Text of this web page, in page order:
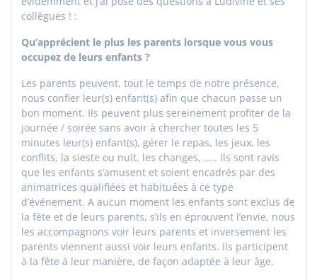
collègues ! :
Qu’apprécient le plus les parents lorsque vous vous
occupez de leurs enfants ?
Les parents peuvent, tout le temps de notre présence,
nous confier leur(s) enfant(s) afin que chacun passe un
bon moment. Ils peuvent plus sereinement profiter de la
journée / soirée sans avoir à chercher toutes les 5
minutes leur(s) enfant(s), gérer le repas, les jeux, les
conflits, la sieste ou nuit, les changes, ….. Ils sont ravis
que les enfants s’amusent et soient encadrés par des
animatrices qualifiées et habituées à ce type
d’événement. A aucun moment les enfants sont exclus de
la fête et de leurs parents, s’ils en éprouvent l’envie, nous
les accompagnons voir leurs parents et inversement les
parents viennent aussi voir leurs enfants. Ils participent
à la fête à leur manière, de façon adaptée à leur âge.